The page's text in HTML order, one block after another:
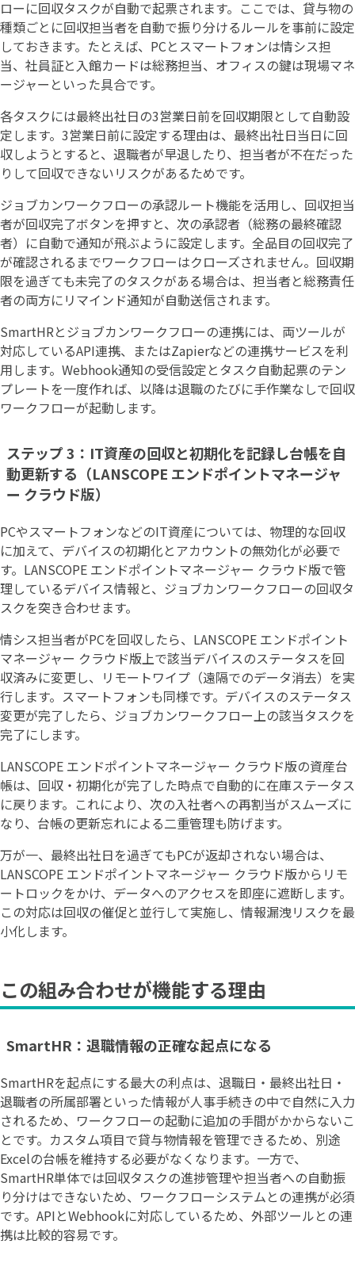
ローに回収タスクが自動で起票されます。ここでは、貸与物の
種類ごとに回収担当者を自動で振り分けるルールを事前に設定
しておきます。たとえば、PCとスマートフォンは情シス担
当、社員証と入館カードは総務担当、オフィスの鍵は現場マネ
ージャーといった具合です。
各タスクには最終出社日の3営業日前を回収期限として自動設
定します。3営業日前に設定する理由は、最終出社日当日に回
収しようとすると、退職者が早退したり、担当者が不在だった
りして回収できないリスクがあるためです。
ジョブカンワークフローの承認ルート機能を活用し、回収担当
者が回収完了ボタンを押すと、次の承認者（総務の最終確認
者）に自動で通知が飛ぶように設定します。全品目の回収完了
が確認されるまでワークフローはクローズされません。回収期
限を過ぎても未完了のタスクがある場合は、担当者と総務責任
者の両方にリマインド通知が自動送信されます。
SmartHRとジョブカンワークフローの連携には、両ツールが
対応しているAPI連携、またはZapierなどの連携サービスを利
用します。Webhook通知の受信設定とタスク自動起票のテン
プレートを一度作れば、以降は退職のたびに手作業なしで回収
ワークフローが起動します。
ステップ 3：IT資産の回収と初期化を記録し台帳を自
動更新する（LANSCOPE エンドポイントマネージャ
ー クラウド版）
PCやスマートフォンなどのIT資産については、物理的な回収
に加えて、デバイスの初期化とアカウントの無効化が必要で
す。LANSCOPE エンドポイントマネージャー クラウド版で管
理しているデバイス情報と、ジョブカンワークフローの回収タ
スクを突き合わせます。
情シス担当者がPCを回収したら、LANSCOPE エンドポイント
マネージャー クラウド版上で該当デバイスのステータスを回
収済みに変更し、リモートワイプ（遠隔でのデータ消去）を実
行します。スマートフォンも同様です。デバイスのステータス
変更が完了したら、ジョブカンワークフロー上の該当タスクを
完了にします。
LANSCOPE エンドポイントマネージャー クラウド版の資産台
帳は、回収・初期化が完了した時点で自動的に在庫ステータス
に戻ります。これにより、次の入社者への再割当がスムーズに
なり、台帳の更新忘れによる二重管理も防げます。
万が一、最終出社日を過ぎてもPCが返却されない場合は、
LANSCOPE エンドポイントマネージャー クラウド版からリモ
ートロックをかけ、データへのアクセスを即座に遮断します。
この対応は回収の催促と並行して実施し、情報漏洩リスクを最
小化します。
この組み合わせが機能する理由
SmartHR：退職情報の正確な起点になる
SmartHRを起点にする最大の利点は、退職日・最終出社日・
退職者の所属部署といった情報が人事手続きの中で自然に入力
されるため、ワークフローの起動に追加の手間がかからないこ
とです。カスタム項目で貸与物情報を管理できるため、別途
Excelの台帳を維持する必要がなくなります。一方で、
SmartHR単体では回収タスクの進捗管理や担当者への自動振
り分けはできないため、ワークフローシステムとの連携が必須
です。APIとWebhookに対応しているため、外部ツールとの連
携は比較的容易です。